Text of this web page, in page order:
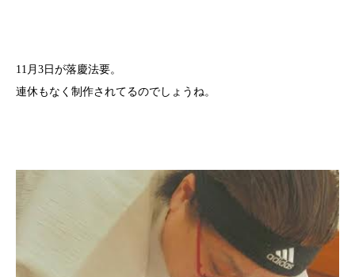
11月3日が落慶法要。
連休もなく制作されてるのでしょうね。